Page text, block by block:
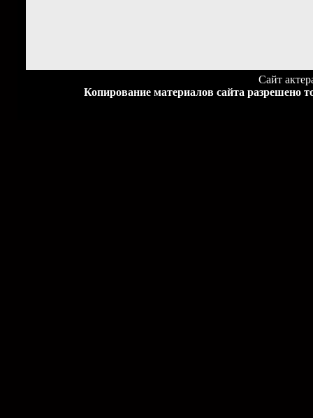
Сайт
Копирование материалов сайта разрешено